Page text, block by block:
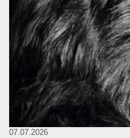
07.07.2026